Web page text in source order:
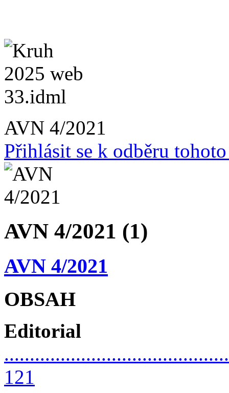
AVN 4/2021
Přihlásit se k odběru
AVN 4/2021 (1)
AVN 4/2021
OBSAH
Editorial
121